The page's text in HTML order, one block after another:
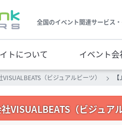
全国のイベント関連サービス
トについて イベント
（ビジュアルビーツ）
VISUALBEATS（ビジュア